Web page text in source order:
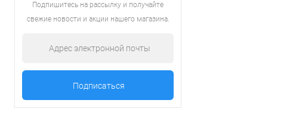
Подпишитесь на рассылку и получайте
свежие новости и акции нашего магазина.